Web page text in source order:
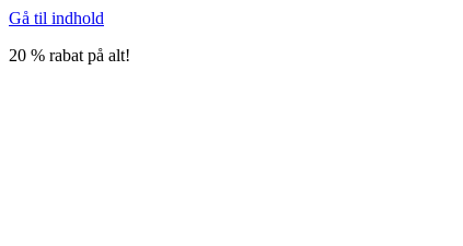
Gå til indhold
20 % rabat på alt!